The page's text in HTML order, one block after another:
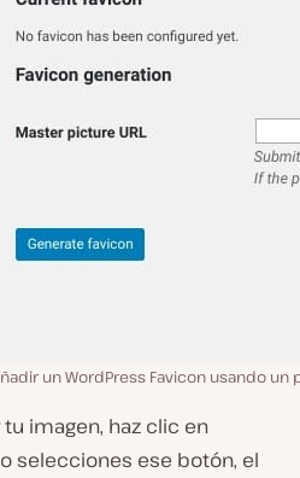
un WordPress Favicon usando un
imagen, haz clic en
selecciones ese botón, el